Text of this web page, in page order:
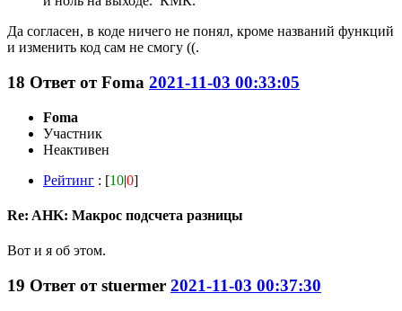
Да согласен, в коде ничего не понял, кроме названий функций
и изменить код сам не смогу ((.
18 Ответ отFoma 2021-11-03 00:33:05
Foma
Участник
Неактивен
Рейтинг : [10|0]
Re: AHK: Макрос подсчета разницы
Вот и я об этом.
19 Ответ отstuermer 2021-11-03 00:37:30